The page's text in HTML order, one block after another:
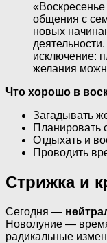
общения с
новых
исключение:
желания
Что хорошо в
Загадывать
Планировать
Отдыхать и
Проводить
Стрижка и
Сегодня —
Новолуние — время
радикальные